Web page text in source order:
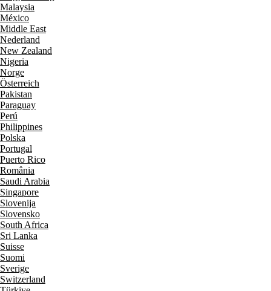
Malaysia
México
Middle East
Nederland
New Zealand
Nigeria
Norge
Österreich
Pakistan
Paraguay
Perú
Philippines
Polska
Portugal
Puerto Rico
România
Saudi Arabia
Singapore
Slovenija
Slovensko
South Africa
Sri Lanka
Suisse
Suomi
Sverige
Switzerland